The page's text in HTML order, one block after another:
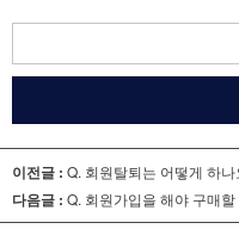
이전글 : Q. 회원탈퇴는 어떻게 하나
다음글 : Q. 회원가입을 해야 구매